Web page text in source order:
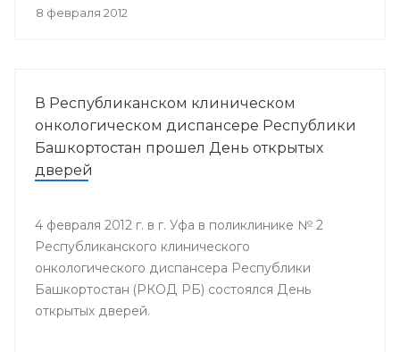
эту печальную категорию.
8 февраля 2012
В Республиканском клиническом
онкологическом диспансере Республики
Башкортостан прошел День открытых
дверей
4 февраля 2012 г. в г. Уфа в поликлинике № 2
Республиканского клинического
онкологического диспансера Республики
Башкортостан (РКОД РБ) состоялся День
открытых дверей.